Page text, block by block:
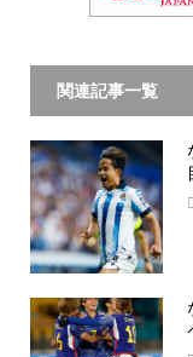
関連記事一覧